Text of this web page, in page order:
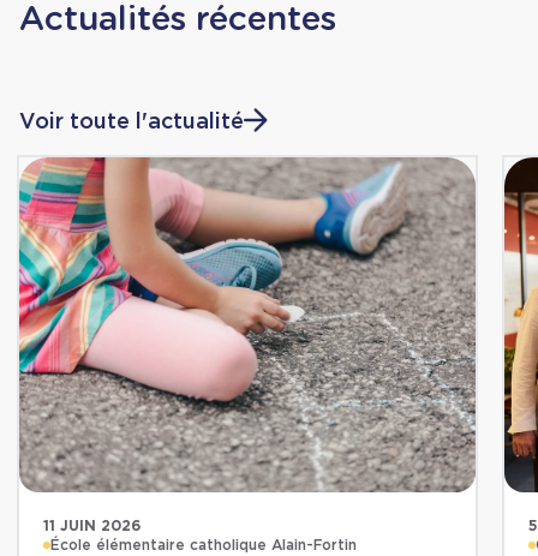
Actualités récentes
Voir toute l'actualité
11 JUIN 2026
École élémentaire catholique Alain-Fortin